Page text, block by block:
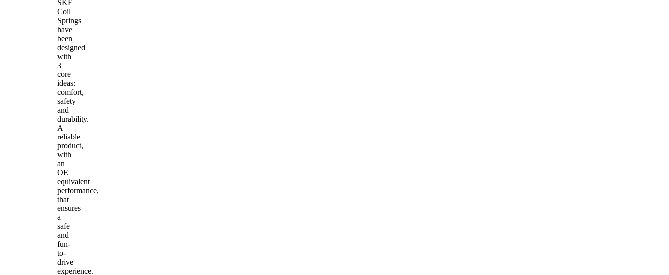
SKF
Coil
Springs
have
been
designed
with
3
core
ideas:
comfort,
safety
and
durability.
A
reliable
product,
with
an
OE
equivalent
performance,
that
ensures
a
safe
and
fun-
to-
drive
experience.